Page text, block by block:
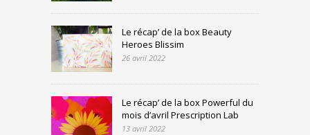
Le récap’ de la box Beauty
Heroes Blissim
26 avril 2022
Le récap’ de la box Powerful du
mois d’avril Prescription Lab
13 avril 2022